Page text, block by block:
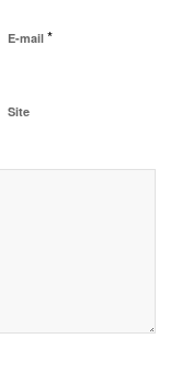
E-mail *
Site